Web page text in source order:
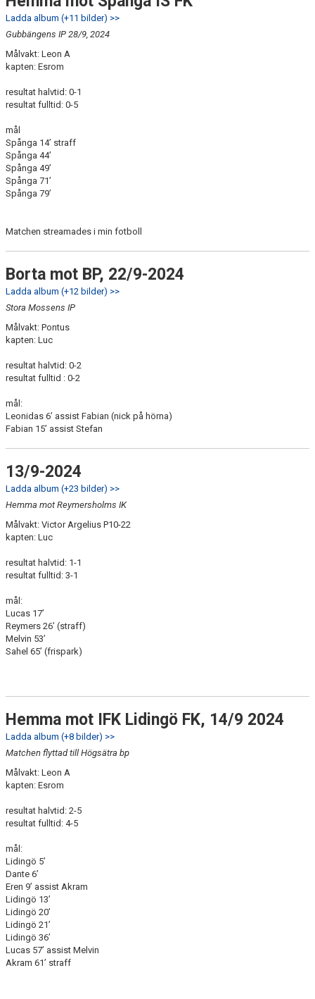
Ladda album (+11 bilder) >>
Gubbängens IP 28/9, 2024
Målvakt: Leon A
kapten: Esrom
resultat halvtid: 0-1
resultat fulltid: 0-5
mål
Spånga 14’ straff
Spånga 44’
Spånga 49’
Spånga 71’
Spånga 79’
Matchen streamades i min fotboll
Borta mot BP, 22/9-2024
Ladda album (+12 bilder) >>
Stora Mossens IP
Målvakt: Pontus
kapten: Luc
resultat halvtid: 0-2
resultat fulltid : 0-2
mål:
Leonidas 6’ assist Fabian (nick på hörna)
Fabian 15’ assist Stefan
13/9-2024
Ladda album (+23 bilder) >>
Hemma mot Reymersholms IK
Målvakt: Victor Argelius P10-22
kapten: Luc
resultat halvtid: 1-1
resultat fulltid: 3-1
mål:
Lucas 17’
Reymers 26’ (straff)
Melvin 53’
Sahel 65’ (frispark)
Hemma mot IFK Lidingö FK, 14/9 2024
Ladda album (+8 bilder) >>
Matchen flyttad till Högsätra bp
Målvakt: Leon A
kapten: Esrom
resultat halvtid: 2-5
resultat fulltid: 4-5
mål:
Lidingö 5’
Dante 6’
Eren 9’ assist Akram
Lidingö 13’
Lidingö 20’
Lidingö 21’
Lidingö 36’
Lucas 57’ assist Melvin
Akram 61’ straff